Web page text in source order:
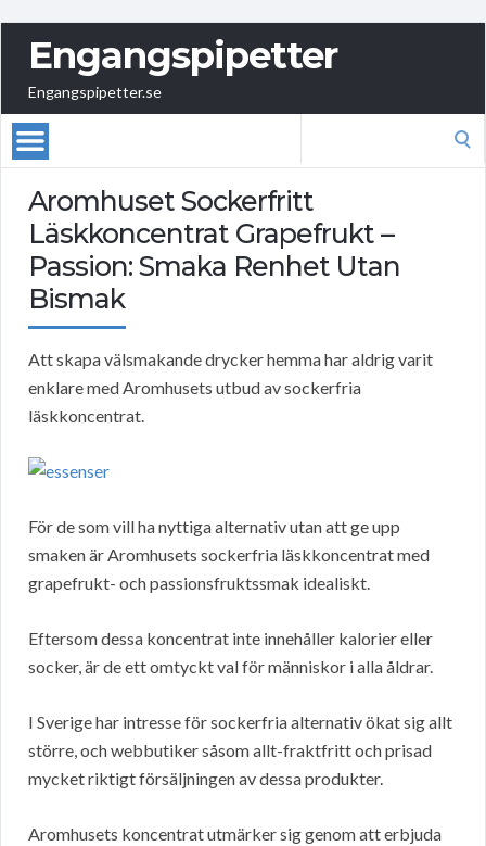
Engangspipetter
Engangspipetter.se
Aromhuset Sockerfritt
Läskkoncentrat Grapefrukt –
Passion: Smaka Renhet Utan
Bismak
Att skapa välsmakande drycker hemma har aldrig varit
enklare med Aromhusets utbud av sockerfria
läskkoncentrat.
För de som vill ha nyttiga alternativ utan att ge upp
smaken är Aromhusets sockerfria läskkoncentrat med
grapefrukt- och passionsfruktssmak idealiskt.
Eftersom dessa koncentrat inte innehåller kalorier eller
socker, är de ett omtyckt val för människor i alla åldrar.
I Sverige har intresse för sockerfria alternativ ökat sig allt
större, och webbutiker såsom allt-fraktfritt och prisad
mycket riktigt försäljningen av dessa produkter.
Aromhusets koncentrat utmärker sig genom att erbjuda